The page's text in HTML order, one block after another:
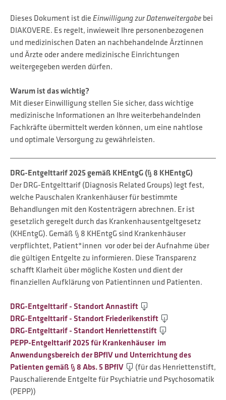
Dieses Dokument ist dieEinwilligung zur Datenweitergabebei
DIAKOVERE. Es regelt, inwieweit Ihre personenbezogenen
und medizinischen Daten an nachbehandelnde Ärztinnen
und Ärzte oder andere medizinische Einrichtungen
weitergegeben werden dürfen.
Warum ist das wichtig?
Mit dieser Einwilligung stellen Sie sicher, dass wichtige
medizinische Informationen an Ihre weiterbehandelnden
Fachkräfte übermittelt werden können, um eine nahtlose
und optimale Versorgung zu gewährleisten.
DRG-Entgelttarif 2025 gemäß KHEntgG (§ 8 KHEntgG)
Der DRG-Entgelttarif (Diagnosis Related Groups) legt fest,
welche Pauschalen Krankenhäuser für bestimmte
Behandlungen mit den Kostenträgern abrechnen. Er ist
gesetzlich geregelt durch das Krankenhausentgeltgesetz
(KHEntgG). Gemäß § 8 KHEntgG sind Krankenhäuser
verpflichtet, Patient*innen vor oder bei der Aufnahme über
die gültigen Entgelte zu informieren. Diese Transparenz
schafft Klarheit über mögliche Kosten und dient der
finanziellen Aufklärung von Patientinnen und Patienten.
DRG-Entgelttarif - Standort Annastift
DRG-Entgelttarif - Standort Friederikenstift
DRG-Entgelttarif - Standort Henriettenstift
PEPP-Entgelttarif 2025 für Krankenhäuser im
Anwendungsbereich der BPflV und Unterrichtung des
Patienten gemäß § 8 Abs. 5 BPflV
(für das Henriettenstift,
Pauschalierende Entgelte für Psychiatrie und Psychosomatik
(PEPP))